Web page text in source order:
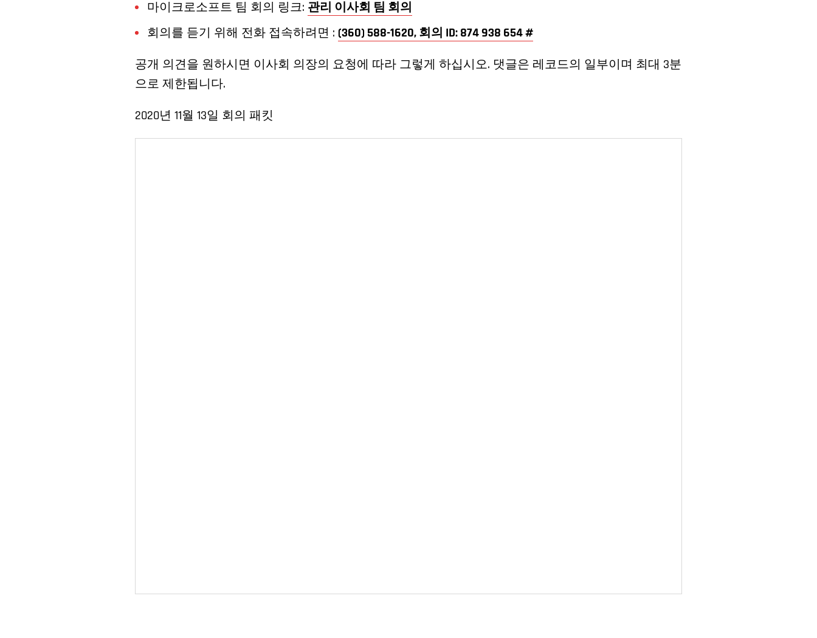
마이크로소프트 팀 회의 링크: 관리 이사회 팀 회의
회의를 듣기 위해 전화 접속하려면 : (360) 588-1620, 회의 ID: 874 938 654 #
공개 의견을 원하시면 이사회 의장의 요청에 따라 그렇게 하십시오. 댓글은 레코드의 일부이며 최대 3분
으로 제한됩니다.
2020년 11월 13일 회의 패킷